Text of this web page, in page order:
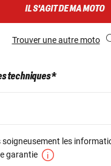
IL S'AGIT DE MA MOTO
Trouver une autre moto
techniques *
les
garantie